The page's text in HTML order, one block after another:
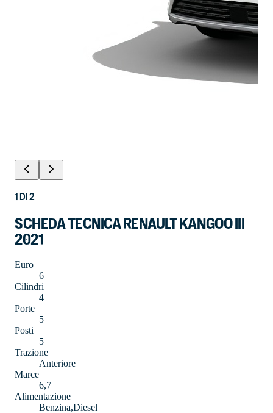
1DI2
SCHEDA TECNICA RENAULT KANGOO III
2021
Euro
6
Cilindri
4
Porte
5
Posti
5
Trazione
Anteriore
Marce
6,7
Alimentazione
Benzina,Diesel